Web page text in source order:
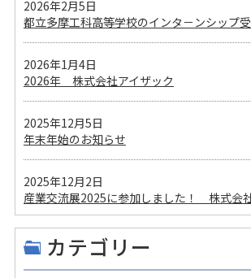
都立多摩工科高等学校のインタ－ンシップ
2026年2月5日
2026年 株式会社アイザック
2026年1月4日
年末年始のお知らせ
2025年12月5日
産業交流展2025に参加しました！ 株式会
2025年12月2日
カテゴリー